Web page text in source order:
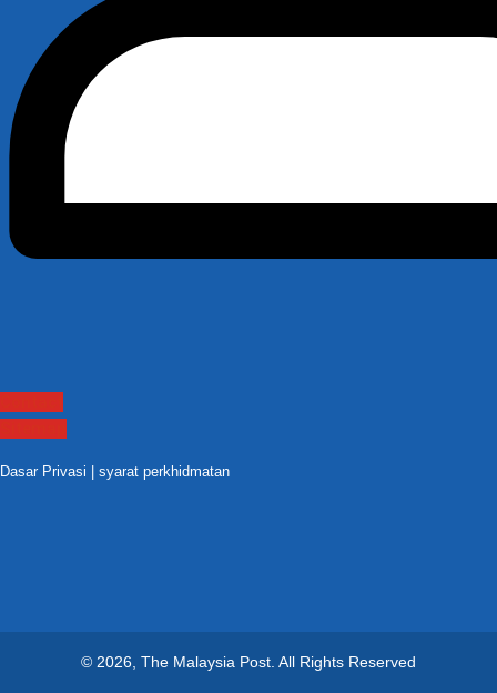
Dasar Privasi syarat perkhidmatan
© 2026, The Malaysia Post. All Rights Reserved